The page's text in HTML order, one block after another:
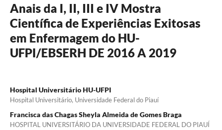
Anais da I, II, III e IV Mostra
Científica de Experiências Exitosas
em Enfermagem do HU-
UFPI/EBSERH DE 2016 A 2019
Hospital Universitário HU-UFPI
Hospital Universitário, Universidade Federal do Piauí
Francisca das Chagas Sheyla Almeida de Gomes Braga
HOSPITAL UNIVERSITÁRIO DA UNIVERSIDADE FEDERAL DO PIAUÍ